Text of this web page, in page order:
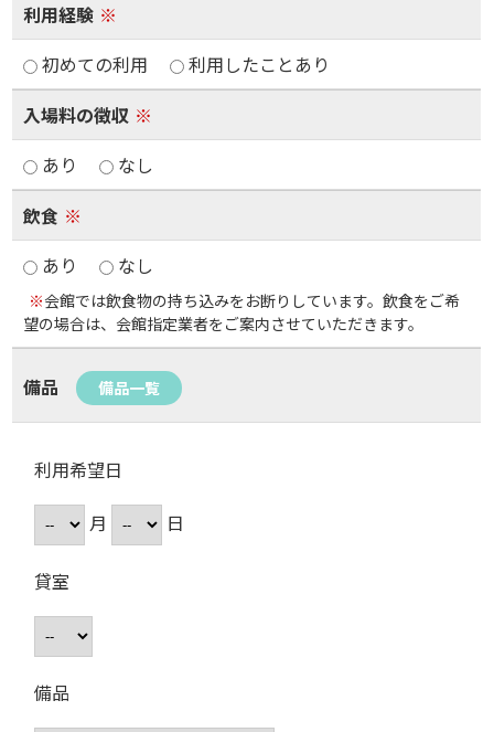
利用経験 ※
初めての利用
利用したことあり
入場料の徴収 ※
あり
なし
飲食 ※
あり
なし
※会館では飲食物の持ち込みをお断りしています。飲食をご希
望の場合は、会館指定業者をご案内させていただきます。
備品 備品一覧
利用希望日
月
日
貸室
備品